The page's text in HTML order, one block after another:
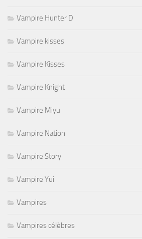
Vampire Hunter D
Vampire kisses
Vampire Kisses
Vampire Knight
Vampire Miyu
Vampire Nation
Vampire Story
Vampire Yui
Vampires
Vampires célèbres